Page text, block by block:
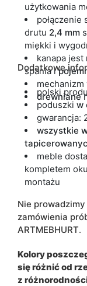
użytkowania
połączenie
drutu 2,4 mm
miękki i
kanapa jest
spania i
drewniane
Dodatkowe
polski
poduszki w
gwarancja:
wszystkie
meble
kompletem
montażu
Nie
zamówienia
ARTMEBHURT.
Kolory
się różnić od
z